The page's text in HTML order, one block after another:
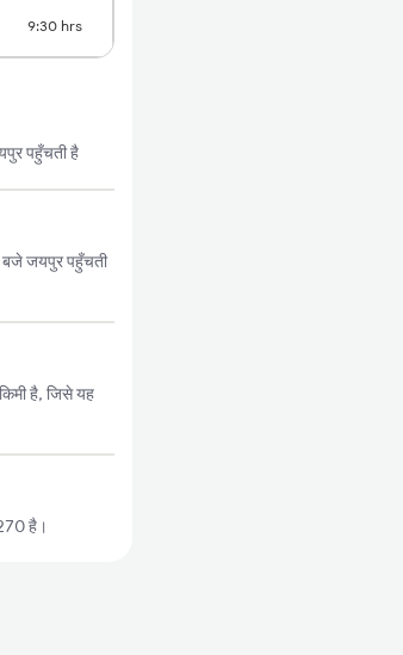
9:30 hrs
पहुँचती है
बजे जयपुर पहुँचती
है, जिसे यह
है।